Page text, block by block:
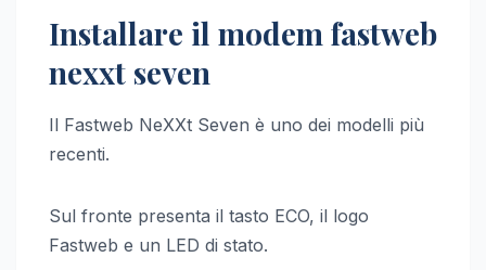
Installare il modem fastweb
nexxt seven
Il Fastweb NeXXt Seven è uno dei modelli più
recenti.
Sul fronte presenta il tasto ECO, il logo
Fastweb e un LED di stato.